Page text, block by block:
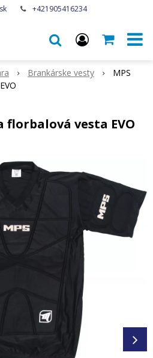
+421905416234
Brankárske vesty
MPS
florbalová vesta EVO